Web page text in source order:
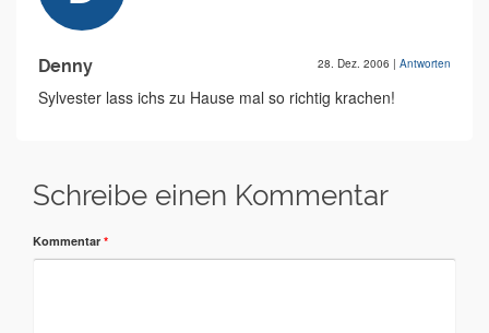
Denny 28. Dez. 2006 | Antworten
Sylvester lass ichs zu Hause mal so richtig krachen!
Schreibe einen Kommentar
Kommentar *